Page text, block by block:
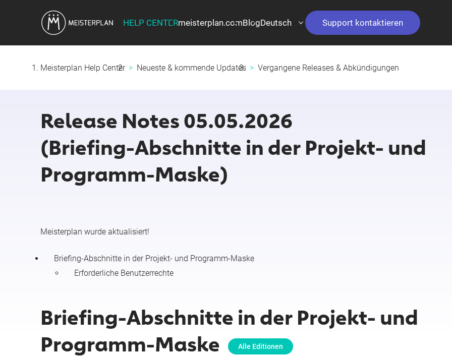
HELP CENTERmeisterplan.comBlogDeutsch Support kontaktieren
Meisterplan Help Center Neueste & kommende Updates Vergangene Releases & Abkündigungen
Release Notes 05.05.2026
(Briefing‑Abschnitte in der Projekt‑ und
Programm‑Maske)
Meisterplan wurde aktualisiert!
Briefing-Abschnitte in der Projekt- und Programm-Maske
Erforderliche Benutzerrechte
Briefing-Abschnitte in der Projekt- und
Programm-Maske
Alle Editionen